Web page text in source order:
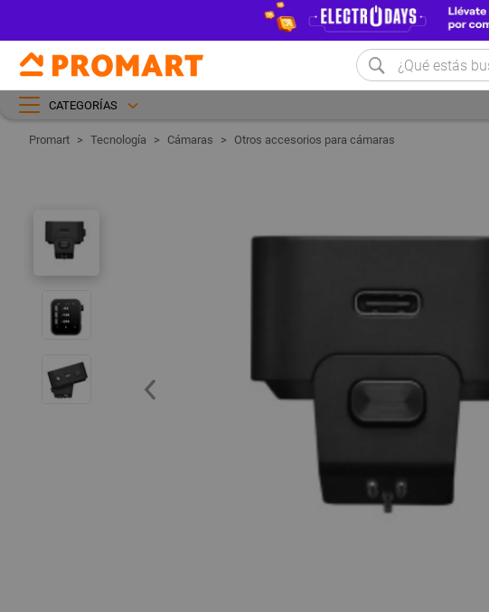
CATEGORÍAS
Tecnología Cámaras
Otros accesorios para cámaras